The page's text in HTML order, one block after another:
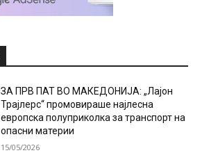
ЗА ПРВ ПАТ ВО МАКЕДОНИЈА: „Лајон
Трајлерс“ промовираше најлесна
европска полуприколка за транспорт на
опасни материи
15/05/2026